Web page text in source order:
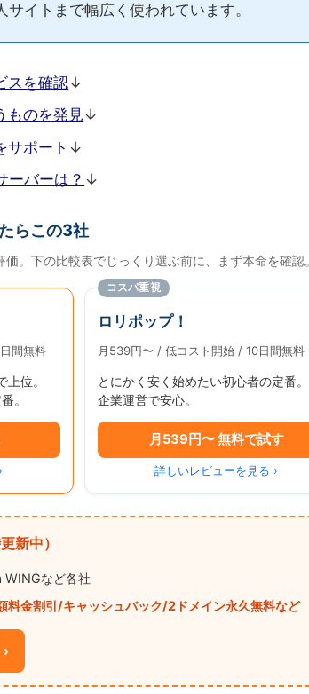
イトまで幅広く使われています。
スを確認↓
ものを発見 ↓
サポート ↓
ーバーは？ ↓
らこの3社
。下の比較表でじっくり選ぶ前に、まず本命を確認。
間無料
位。
。
コスパ重視
ロリポップ！
月539円〜 / 低コスト開始 / 10日間無料
とにかく安く始めたい初心者の定番
企業運営で安心。
月539円〜 無料で試す
詳しいレビューを見る ›
新中）
WINGなど各社
料金割引/キャッシュバック/2ドメイン永久無料など